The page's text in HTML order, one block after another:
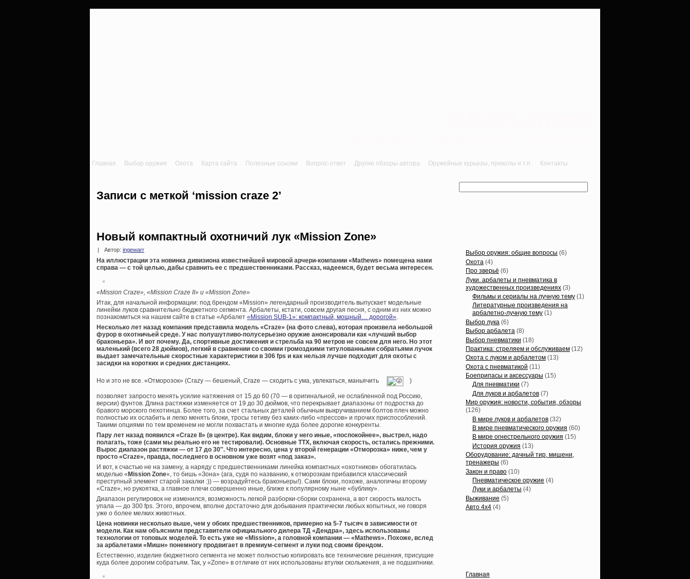
Главная Выбор оружия Охота Карта сайта Полезные ссылки Вопрос-ответ Другие обзоры автора Оружейные курьезы, приколы и т.п. Контакты
Записи с меткой ‘mission craze 2’
Новый компактный охотничий лук «Mission Zone»
Автор: ingewarr
На иллюстрации эта новинка дивизиона известнейшей мировой арчери-компании «Mathews» помещена нами
справа — с той целью, дабы сравнить ее с предшественниками. Рассказ, надеемся, будет весьма интересен.
«Mission Craze», «Mission Craze II» и «Mission Zone»
Итак, для начальной информации: под брендом «Mission» легендарный производитель выпускает модельные
линейки луков сравнительно бюджетного сегмента. Арбалеты, кстати, совсем другая песня, с одним из них можно
познакомиться на нашем сайте в статье «Арбалет «Mission SUB-1»: компактный, мощный… дорогой».
Несколько лет назад компания представила модель «Craze» (на фото слева), которая произвела небольшой
фурор в охотничьей среде. У нас полушутливо-полусерьезно оружие анонсировали как «лучший выбор
браконьера». И вот почему. Да, спортивные достижения и стрельба на 90 метров не совсем для него. Но этот
маленький (всего 28 дюймов), легкий в сравнении со своими громоздкими титулованными собратьями лучок
выдает замечательные скоростные характеристики в 306 fps и как нельзя лучше подходит для охоты с
засидки на коротких и средних дистанциях.
Но и это не все. «Отморозок» (Crazy — бешеный, Craze — сходить с ума, увлекаться, маньячить )
позволяет запросто менять усилие натяжения от 15 до 60 (70 — в оригинальной, не ослабленной под Россию,
версии) фунтов. Длина растяжки изменяется от 19 до 30 дюймов, что перекрывает диапазоны от подростка до
бравого морского пехотинца. Более того, за счет стальных деталей обычным выкручиванием болтов плеч можно
полностью их ослабить и легко менять блоки, тросы тетиву без каких-либо «прессов» и прочих приспособлений.
Такими опциями по тем временем не могли похвастать и многие куда более дорогие конкуренты.
Пару лет назад появился «Craze II» (в центре). Как видим, блоки у него иные, «поспокойнее», выстрел, надо
полагать, тоже (сами мы реально его не тестировали). Основные ТТХ, включая скорость, остались прежними.
Вырос диапазон растяжки — от 17 до 30″. Что интересно, цена у второй генерации «Отморозка» ниже, чем у
просто «Craze», правда, последнего в основном уже возят «под заказ».
И вот, к счастью не на замену, а наряду с предшественниками линейка компактных «охотников» обогатилась
моделью « Mission Zone«, то бишь «Зона» (ага, судя по названию, к отморозкам прибавился классический
преступный элемент старой закалки :)) — возрадуйтесь браконьеры!). Сами блоки, похоже, аналогичны второму
«Craze», но рукоятка, а главное плечи совершенно иные, ближе к популярному ныне «бублику».
Диапазон регулировок не изменился, возможность легкой разборки-сборки сохранена, а вот скорость малость
упала — до 300 fps. Этого, впрочем, вполне достаточно для добывания практически любых копытных, не говоря
уже о более мелких животных.
Цена новинки несколько выше, чем у обоих предшественников, примерно на 5-7 тысяч в зависимости от
модели. Как нам объяснили представители официального дилера ТД «Дендра», здесь использованы
технологии от топовых моделей. То есть уже не «Mission», а головной компании — «Mathews». Похоже, вслед
за арбалетами «Мишн» понемногу продвигает в премиум-сегмент и луки под своим брендом.
Естественно, изделие бюджетного сегмента не может полностью копировать все технические решения, присущие
куда более дорогим собратьям. Так, у «Zone» в отличие от них использованы втулки скольжения, а не подшипники.
Выбор оружия: общие вопросы (6)
Охота (4)
Про зверьё (6)
Луки. арбалеты и пневматика в
художественных произведениях (3)
Фильмы и сериалы на лучную тему (1)
Литературные произведения на
арбалетно-лучную тему (1)
Выбор лука (6)
Выбор арбалета (8)
Выбор пневматики (18)
Практика: стреляем и обслуживаем (12)
Охота с луком и арбалетом (13)
Охота с пневматикой (11)
Боеприпасы и аксессуары (15)
Для пневматики (7)
Для луков и арбалетов (7)
Мир оружия: новости, события, обзоры
(126)
В мире луков и арбалетов (32)
В мире пневматического оружия (60)
В мире огнестрельного оружия (15)
История оружия (13)
Оборудование: дачный тир, мишени,
тренажеры (6)
Закон и право (10)
Пневматическое оружие (4)
Луки и арбалеты (4)
Выживание (5)
Авто 4х4 (4)
Главная